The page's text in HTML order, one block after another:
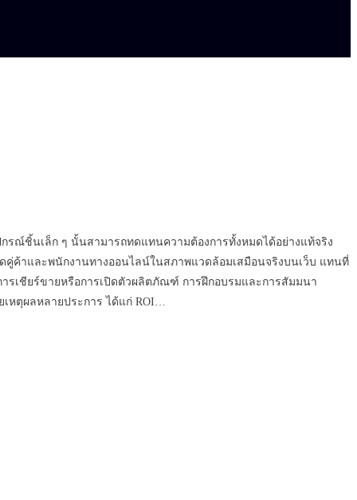
รณ์ชิ้นเล็ก ๆ นั้นสามารถทดแทนความต้องการทั้งหมดได้อย่างแท้จริง
ดคู่ค้าและพนักงานทางออนไลน์ในสภาพแวดล้อมเสมือนจริงบนเว็บ แทนที่
รเชียร์ขายหรือการเปิดตัวผลิตภัณฑ์ การฝึกอบรมและการสัมมนา
หตุผลหลายประการ ได้แก่ ROI…